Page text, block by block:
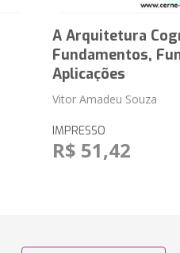
A Arquitetura
Fundamentos,
Aplicações
Vitor Amadeu Souza
IMPRESSO
R$ 51,42